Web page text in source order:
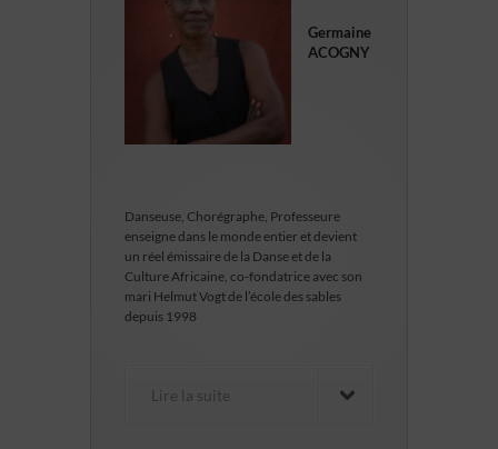
Germaine
ACOGNY
Danseuse, Chorégraphe, Professeure
enseigne dans le monde entier et devient
un réel émissaire de la Danse et de la
Culture Africaine, co-fondatrice avec son
mari Helmut Vogt de l’école des sables
depuis 1998
Lire la suite